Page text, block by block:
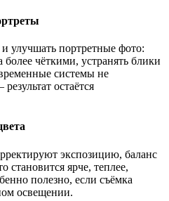
улучшать портретные фото:
более чёткими, устранять блики
системы не
остаётся
экспозицию, баланс
ярче, теплее,
полезно, если съёмка
освещении.